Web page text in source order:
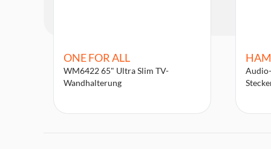
ONE FOR ALL
WM6422 65" Ultra Slim TV-
Wandhalterung